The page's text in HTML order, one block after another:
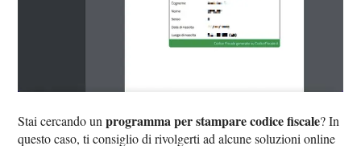
Stai cercando unprogramma per stampare codice fiscale? In
questo caso, ti consiglio di rivolgerti ad alcune soluzioni online